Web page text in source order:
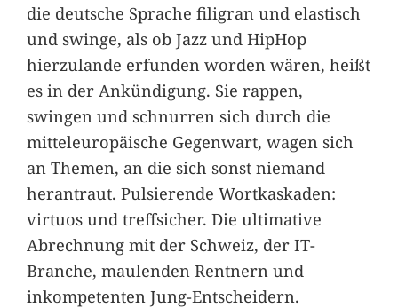
die deutsche Sprache filigran und elastisch
und swinge, als ob Jazz und HipHop
hierzulande erfunden worden wären, heißt
es in der Ankündigung. Sie rappen,
swingen und schnurren sich durch die
mitteleuropäische Gegenwart, wagen sich
an Themen, an die sich sonst niemand
herantraut. Pulsierende Wortkaskaden:
virtuos und treffsicher. Die ultimative
Abrechnung mit der Schweiz, der IT-
Branche, maulenden Rentnern und
inkompetenten Jung-Entscheidern.